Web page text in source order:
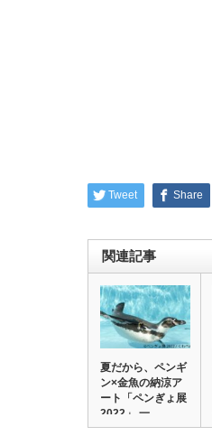
Tweet Share
関連記事
夏だから、ペンギ
ン×金魚の納涼ア
ート「ペンぎょ展
2022」 一…